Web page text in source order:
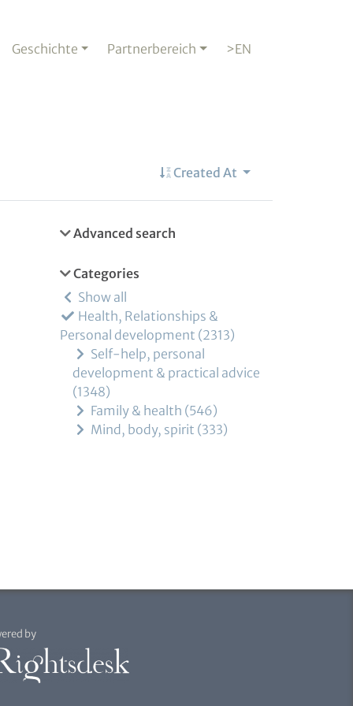
Geschichte Partnerbereich >EN
Created At
Advanced search
Categories
Show all
Health, Relationships &
Personal development 2313
Self-help, personal
development & practical advice
1348
Family & health 546
Mind, body, spirit 333
by